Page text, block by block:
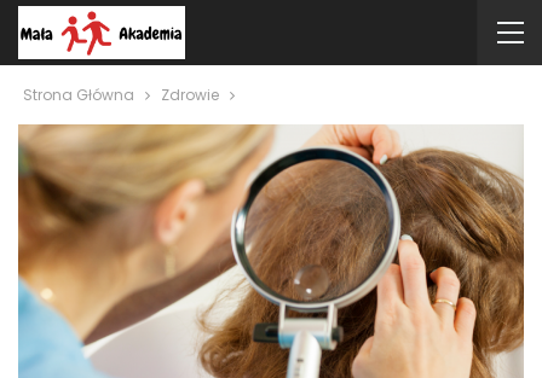
Strona Główna Zdrowie